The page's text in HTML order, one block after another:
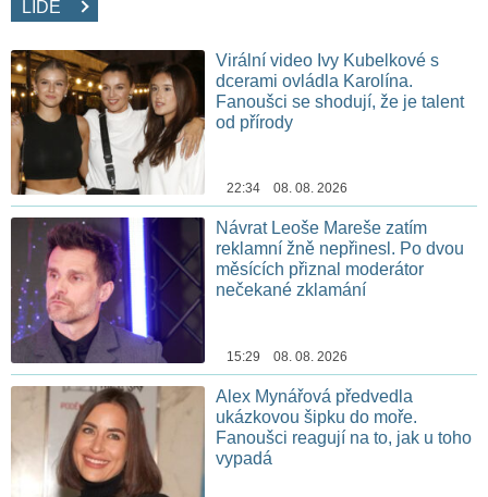
LIDÉ
Virální video Ivy Kubelkové s
dcerami ovládla Karolína.
Fanoušci se shodují, že je talent
od přírody
22:34 08. 08. 2026
Návrat Leoše Mareše zatím
reklamní žně nepřinesl. Po dvou
měsících přiznal moderátor
nečekané zklamání
15:29 08. 08. 2026
Alex Mynářová předvedla
ukázkovou šipku do moře.
Fanoušci reagují na to, jak u toho
vypadá